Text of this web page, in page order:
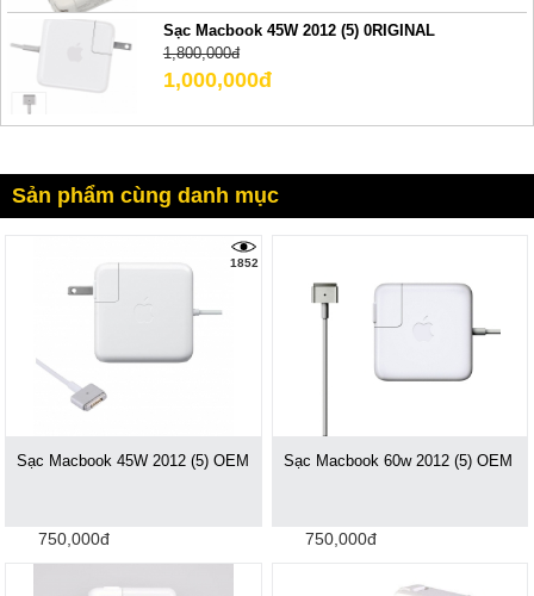
Sạc Macbook 45W 2012 (5) 0RIGINAL
1,800,000đ
1,000,000đ
Sản phẩm cùng danh mục
1852
Sạc Macbook 45W 2012 (5) OEM
750,000đ
Sạc Macbook 60w 2012 (5) OEM
750,000đ